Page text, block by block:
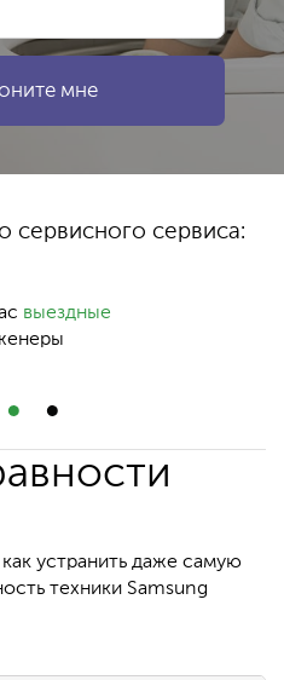
сервисного сервиса:
выездные
устранить даже самую
техники Samsung